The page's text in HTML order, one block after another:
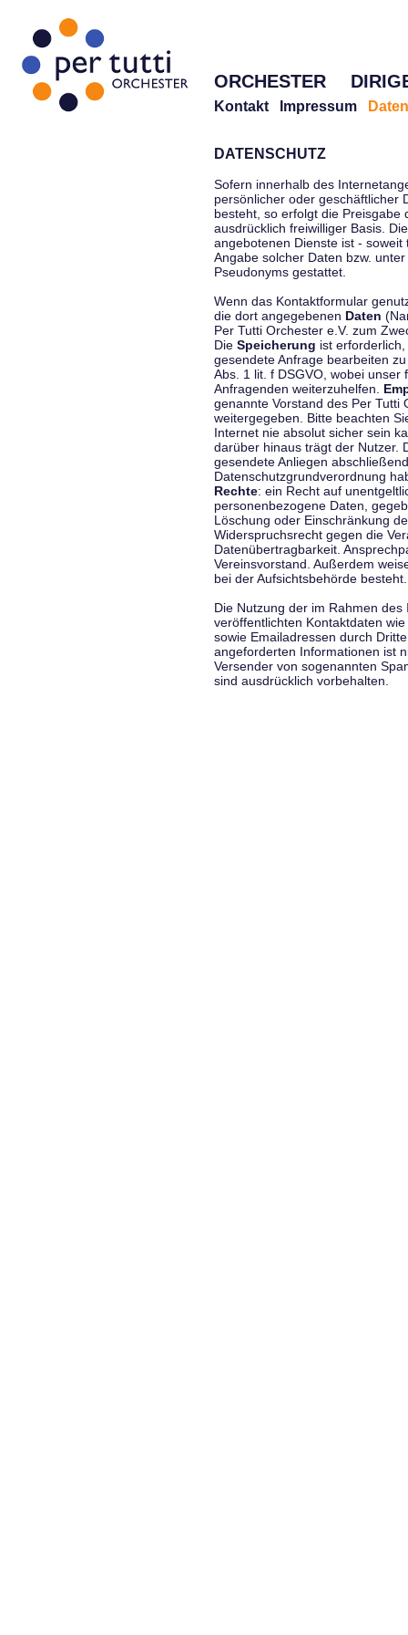
ORCHESTER
Kontakt Impressum
DATENSCHUTZ
Sofern innerhalb des
persönlicher oder geschäftlicher
besteht, so erfolgt die Preisgabe
ausdrücklich freiwilliger Basis.
angebotenen Dienste ist -
Angabe solcher Daten bzw.
Pseudonyms gestattet.
Wenn das Kontaktformular
die dort angegebenen Daten
Per Tutti Orchester e.V. zum
Die Speicherung ist
gesendete Anfrage bearbeiten
Abs. 1 lit. f DSGVO, wobei
Anfragenden weiterzuhelfen.
genannte Vorstand des Per Tutti
weitergegeben. Bitte beachten
Internet nie absolut sicher sein
darüber hinaus trägt der Nutzer.
gesendete Anliegen
Datenschutzgrundverordnung
Rechte: ein Recht auf
personenbezogene Daten,
Löschung oder Einschränkung
Widerspruchsrecht gegen die
Datenübertragbarkeit.
Vereinsvorstand. Außerdem
bei der Aufsichtsbehörde besteht.
Die Nutzung der im Rahmen
veröffentlichten Kontaktdaten
sowie Emailadressen durch
angeforderten Informationen ist
Versender von sogenannten
sind ausdrücklich vorbehalten.